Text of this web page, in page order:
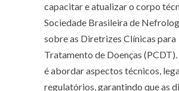
capacitar e atualizar o corpo
Sociedade Brasileira de
sobre as Diretrizes Clínicas para
Tratamento de Doenças
é abordar aspectos técnicos,
regulatórios, garantindo que as